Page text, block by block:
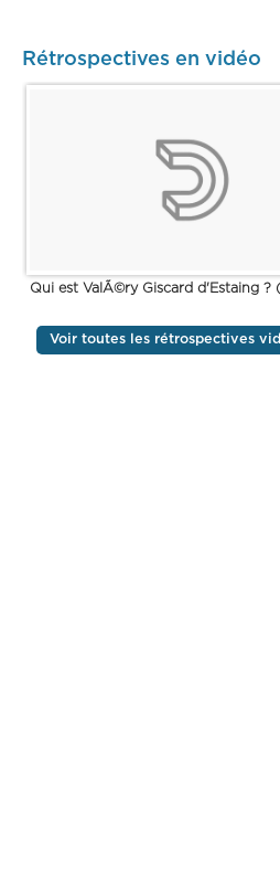
Rétrospectives en vidéo
Qui est ValÃ©ry Giscard d'Estaing ?
Voir toutes les rétrospectives